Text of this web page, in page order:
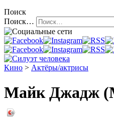
Поиск
Поиск…
Кино > Актёры/актрисы
Майк Джадж